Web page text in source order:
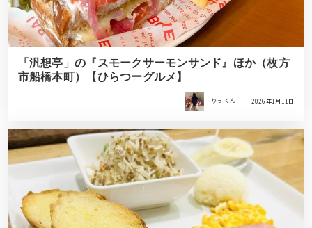
「汎想亭」の『スモークサーモンサンド』ほか（枚方
市船橋本町）【ひらつーグルメ】
りっ くん 2026年1月11日